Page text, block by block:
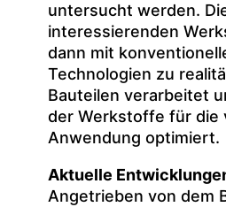
untersucht werden.
interessierenden
dann mit
Technologien zu
Bauteilen verarbeitet
der Werkstoffe für die
Anwendung optimiert.
Aktuelle
Angetrieben von dem